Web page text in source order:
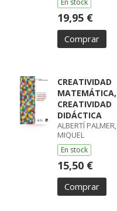
En stock
19,95 €
Comprar
CREATIVIDAD
MATEMÁTICA,
CREATIVIDAD
DIDÁCTICA
ALBERTÍ PALMER,
MIQUEL
En stock
15,50 €
Comprar